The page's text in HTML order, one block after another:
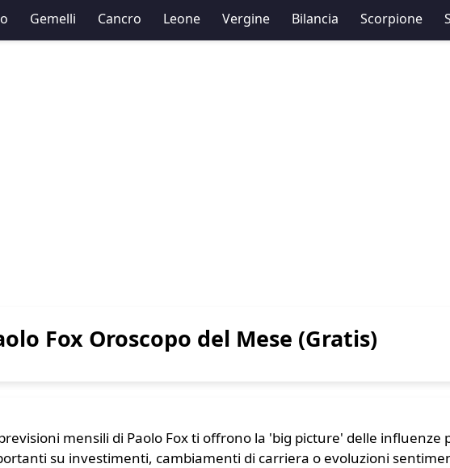
Gemelli Cancro Leone Vergine Bilancia Scorpione
Fox Oroscopo del Mese (Gratis)
mensili di Paolo Fox ti offrono la 'big picture' delle
su investimenti, cambiamenti di carriera o evoluzioni